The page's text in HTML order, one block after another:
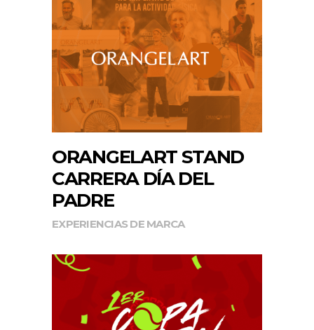
ORANGELART STAND
CARRERA DÍA DEL
PADRE
EXPERIENCIAS DE MARCA